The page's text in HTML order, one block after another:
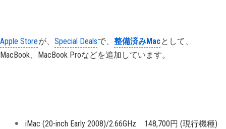
Apple Storeが、 Special Dealsで、 整備済みMacとして、
MacBook、MacBook Proなどを追加しています。
iMac (20-inch Early 2008)/2.66GHz 148,700円 (現行機種)